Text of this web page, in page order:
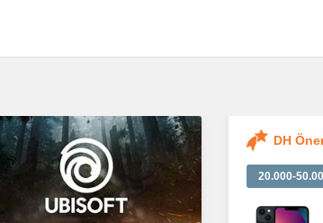
DH
20.000-